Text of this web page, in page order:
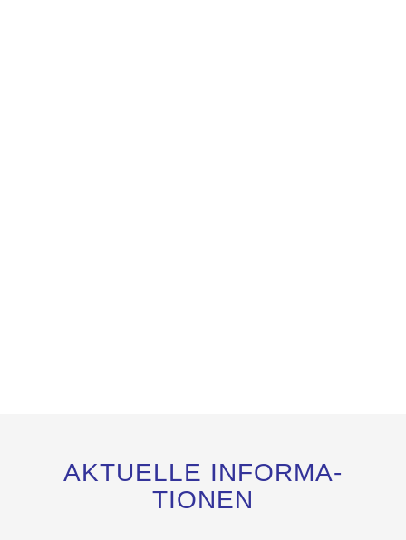
AKTUELLE INFOR­MA­
TIONEN